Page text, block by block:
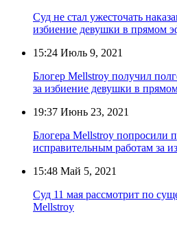
Суд не стал ужесточать
избиение девушки в прямом
15:24 Июль 9, 2021
Блогер Mellstroy получил
за избиение девушки в
19:37 Июнь 23, 2021
Блогера Mellstroy попросили
исправительным работам за
15:48 Май 5, 2021
Суд 11 мая рассмотрит по
Mellstroy